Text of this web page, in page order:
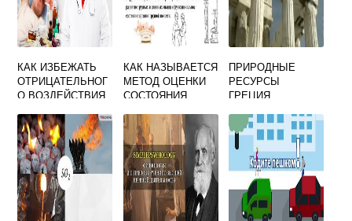
КАК ИЗБЕЖАТЬ
ОТРИЦАТЕЛЬНОГ
О ВОЗДЕЙСТВИЯ
СРЕДЫ НА
РАЗВИТИЕ И
ЗДОРОВЬЕ
ЧЕЛОВЕКА
КАК НАЗЫВАЕТСЯ
МЕТОД ОЦЕНКИ
СОСТОЯНИЯ
СРЕДЫ
ПРИРОДНЫЕ
РЕСУРСЫ
ГРЕЦИЯ